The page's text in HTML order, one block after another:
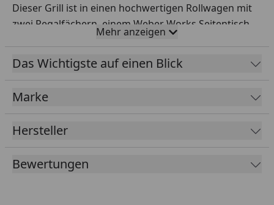
Dieser Grill ist in einen hochwertigen Rollwagen mit
zwei Regalfächern, einem Weber Works Seitentisch,
der für XL Drop-In-Zubehör passt, und einer
seitlichen Weber Works Schiene, in die Snap-On-
Zubehör passt, eingebaut.* Zwei Räder und zwei
Bewegen des Grills. Grille von nun an sicher mit
Kugelgrill, darunter einer von Hand aufgetragenen,
porzellanemaillierten Oberfläche, die kratz- und
rostbeständig ist, verstellbaren Lüftungsöffnungen,
Mehr anzeigen
Das Wichtigste auf einen Blick
Marke
Hersteller
Bewertungen